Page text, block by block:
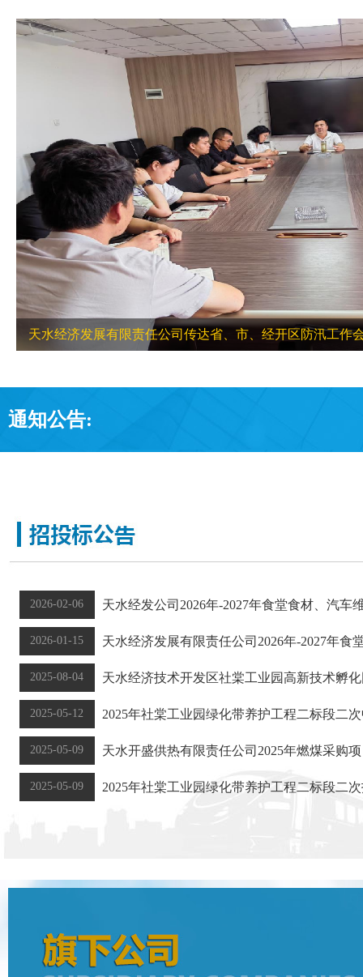
天水经济发展有限责任公司传达省、市、经开区防汛工作
通知公告:
2026-02-06 天水经发公司2026年-2027年食堂食材、汽车
2026-01-15 天水经济发展有限责任公司2026年-2027年食
2025-08-04 天水经济技术开发区社棠工业园高新技术孵
2025-05-12 2025年社棠工业园绿化带养护工程二标段二
2025-05-09 天水开盛供热有限责任公司2025年燃煤采购
2025-05-09 2025年社棠工业园绿化带养护工程二标段二